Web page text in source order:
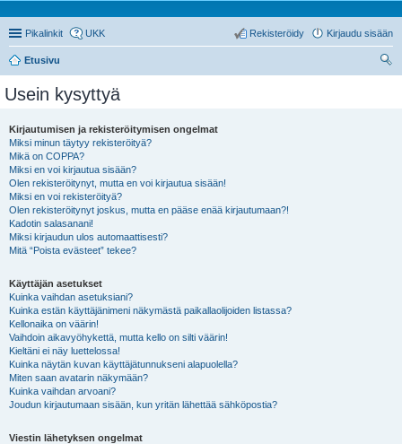
Pikalinkit UKK Kirjaudu sisään
Rekisteröidy
Etusivu
Usein kysyttyä
Kirjautumisen ja rekisteröitymisen ongelmat
Miksi minun täytyy rekisteröityä?
Mikä on COPPA?
Miksi en voi kirjautua sisään?
Olen rekisteröitynyt, mutta en voi kirjautua sisään!
Miksi en voi rekisteröityä?
Olen rekisteröitynyt joskus, mutta en pääse enää kirjautumaan?!
Kadotin salasanani!
Miksi kirjaudun ulos automaattisesti?
Mitä “Poista evästeet” tekee?
Käyttäjän asetukset
Kuinka vaihdan asetuksiani?
Kuinka estän käyttäjänimeni näkymästä paikallaolijoiden listassa?
Kellonaika on väärin!
Vaihdoin aikavyöhykettä, mutta kello on silti väärin!
Kieltäni ei näy luettelossa!
Kuinka näytän kuvan käyttäjätunnukseni alapuolella?
Miten saan avatarin näkymään?
Kuinka vaihdan arvoani?
Joudun kirjautumaan sisään, kun yritän lähettää sähköpostia?
Viestin lähetyksen ongelmat